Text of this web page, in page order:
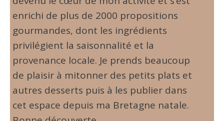
enrichi de plus de 2000 propositions
gourmandes, dont les ingrédients
privilégient la saisonnalité et la
provenance locale. Je prends beaucoup
de plaisir à mitonner des petits plats et
autres desserts puis à les publier dans
cet espace depuis ma Bretagne natale.